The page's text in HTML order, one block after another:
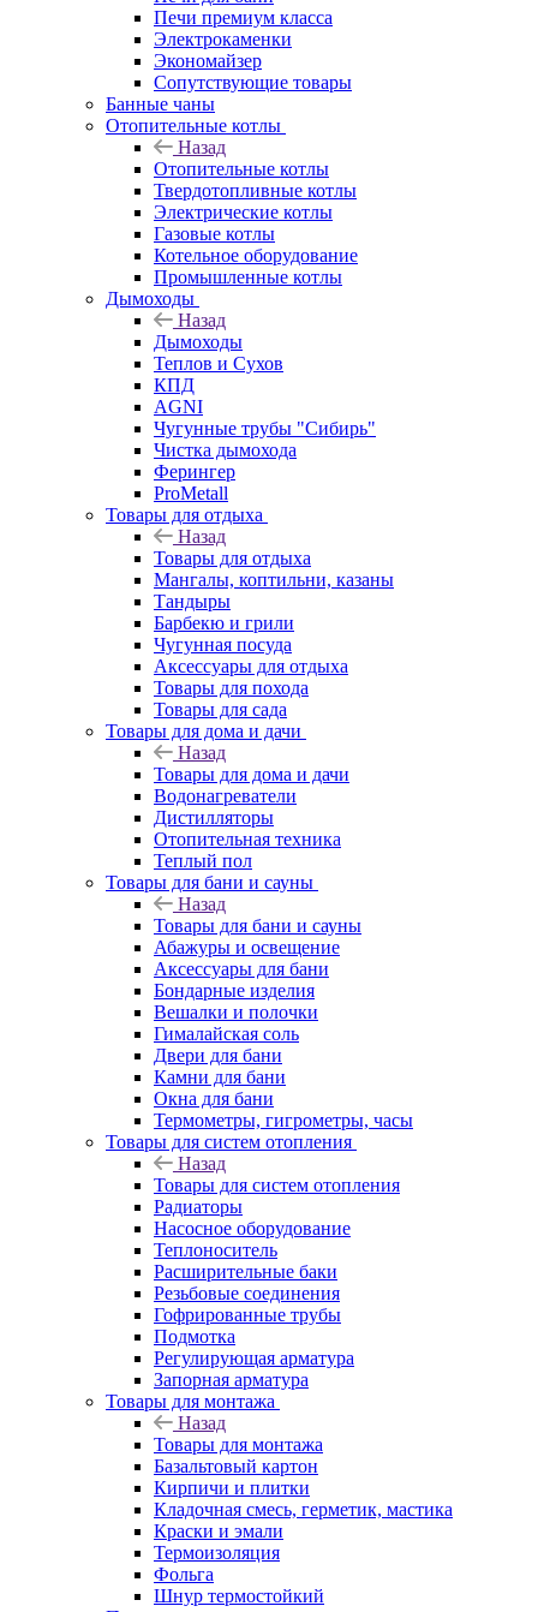
Печи премиум класса
Электрокаменки
Экономайзер
Сопутствующие товары
Банные чаны
Отопительные котлы
Назад
Отопительные котлы
Твердотопливные котлы
Электрические котлы
Газовые котлы
Котельное оборудование
Промышленные котлы
Дымоходы
Назад
Дымоходы
Теплов и Сухов
КПД
AGNI
Чугунные трубы "Сибирь"
Чистка дымохода
Ферингер
ProMetall
Товары для отдыха
Назад
Товары для отдыха
Мангалы, коптильни, казаны
Тандыры
Барбекю и грили
Чугунная посуда
Аксессуары для отдыха
Товары для похода
Товары для сада
Товары для дома и дачи
Назад
Товары для дома и дачи
Водонагреватели
Дистилляторы
Отопительная техника
Теплый пол
Товары для бани и сауны
Назад
Товары для бани и сауны
Абажуры и освещение
Аксессуары для бани
Бондарные изделия
Вешалки и полочки
Гималайская соль
Двери для бани
Камни для бани
Окна для бани
Термометры, гигрометры, часы
Товары для систем отопления
Назад
Товары для систем отопления
Радиаторы
Насосное оборудование
Теплоноситель
Расширительные баки
Резьбовые соединения
Гофрированные трубы
Подмотка
Регулирующая арматура
Запорная арматура
Товары для монтажа
Назад
Товары для монтажа
Базальтовый картон
Кирпичи и плитки
Кладочная смесь, герметик, мастика
Краски и эмали
Термоизоляция
Фольга
Шнур термостойкий